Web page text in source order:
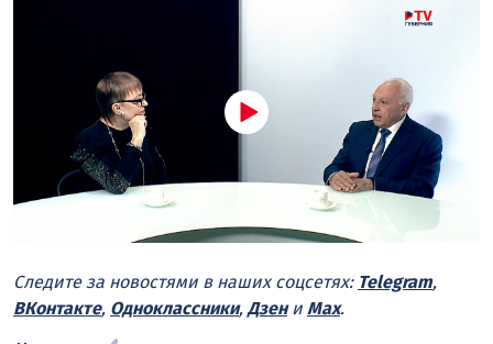
Следите за новостями в наших соцсетях: Telegram,
ВКонтакте, Одноклассники, Дзени Max.